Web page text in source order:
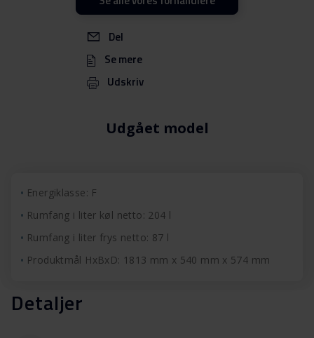
Udgået model
Del
Se mere
Udskriv
Energiklasse: F
Rumfang i liter køl netto: 204 l
Rumfang i liter frys netto: 87 l
Produktmål HxBxD: 1813 mm x 540 mm x 574 mm
Detaljer